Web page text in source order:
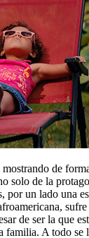
de
solo de la
por un lado una
de ser la que
familia. A todo se